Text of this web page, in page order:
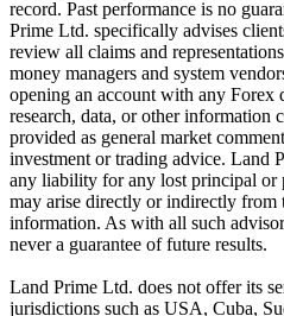
record. Past performance is no
Prime Ltd. specifically advises
review all claims and
money managers and system
opening an account with any Forex
research, data, or other information
provided as general market
investment or trading advice. Land
any liability for any lost principal
may arise directly or indirectly from
information. As with all such
never a guarantee of future results.
Land Prime Ltd. does not offer its
jurisdictions such as USA, Cuba,